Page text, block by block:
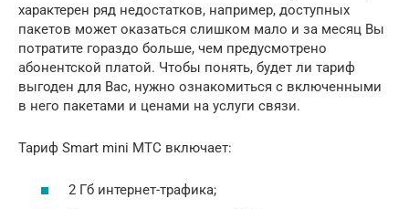
характерен ряд недостатков, например, доступных
пакетов может оказаться слишком мало и за месяц Вы
потратите гораздо больше, чем предусмотрено
абонентской платой. Чтобы понять, будет ли тариф
выгоден для Вас, нужно ознакомиться с включенными
в него пакетами и ценами на услуги связи.
Тариф Smart mini МТС включает:
2 Гб интернет-трафика;